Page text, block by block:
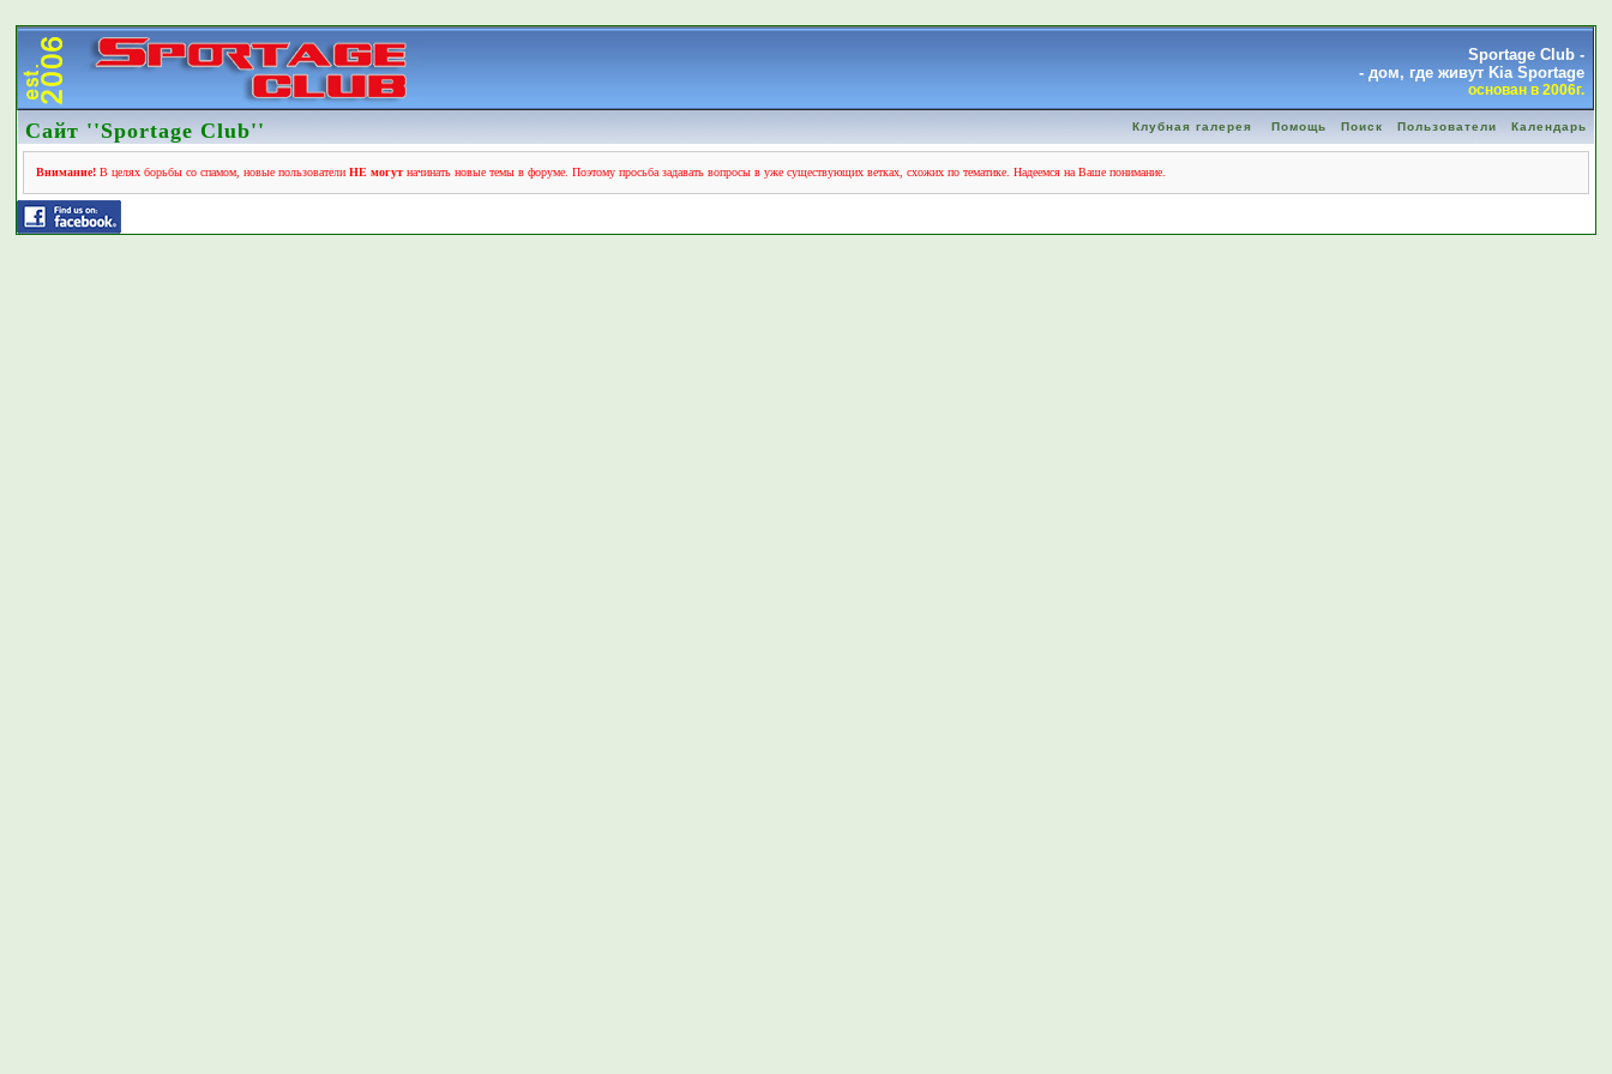
Sportage Club -
- дом, где живут Kia Sportage
основан в 2006г.
Сайт ''Sportage Club'' Клубная галерея Помощь Поиск Пользователи Календарь
Внимание! В целях борьбы со спамом, новые пользователиНЕ могут начинать новые темы в форуме. Поэтому просьба задавать вопросы в уже существующих ветках, схожих по тематике. Надеемся на Ваше понимание.